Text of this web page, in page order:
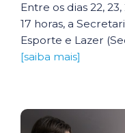
Entre os dias 22,
17 horas, a
Esporte e Lazer
[saiba mais]